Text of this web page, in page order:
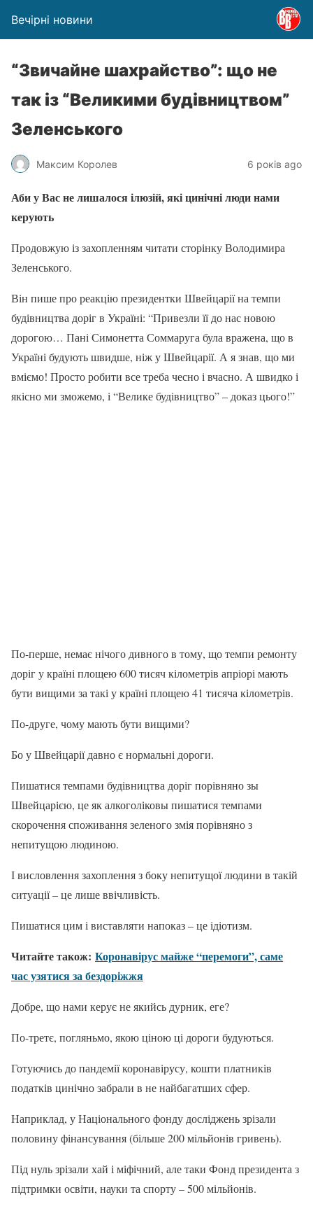
Вечірні новини
“Звичайне шахрайство”: що не
так із “Великими будівництвом”
Зеленського
Максим Королев 6 років ago
Аби у Вас не лишалося ілюзій, які цинічні люди нами
керують
Продовжую із захопленням читати сторінку Володимира
Зеленського.
Він пише про реакцію президентки Швейцарії на темпи
будівництва доріг в Україні: “Привезли її до нас новою
дорогою… Пані Симонетта Соммаруга була вражена, що в
Україні будують швидше, ніж у Швейцарії. А я знав, що ми
вміємо! Просто робити все треба чесно і вчасно. А швидко і
якісно ми зможемо, і “Велике будівництво” – доказ цього!”
По-перше, немає нічого дивного в тому, що темпи ремонту
доріг у країні площею 600 тисяч кілометрів апріорі мають
бути вищими за такі у країні площею 41 тисяча кілометрів.
По-друге, чому мають бути вищими?
Бо у Швейцарії давно є нормальні дороги.
Пишатися темпами будівництва доріг порівняно зы
Швейцарією, це як алкоголіковы пишатися темпами
скорочення споживання зеленого змія порівняно з
непитущою людиною.
І висловлення захоплення з боку непитущої людини в такій
ситуації – це лише ввічливість.
Пишатися цим і виставляти напоказ – це ідіотизм.
Читайте також: Коронавірус майже “перемоги”, саме
час узятися за бездоріжжя
Добре, що нами керує не якийсь дурник, еге?
По-третє, погляньмо, якою ціною ці дороги будуються.
Готуючись до пандемії коронавірусу, кошти платників
податків цинічно забрали в не найбагатших сфер.
Наприклад, у Національного фонду досліджень зрізали
половину фінансування (більше 200 мільйонів гривень).
Під нуль зрізали хай і міфічний, але таки Фонд президента з
підтримки освіти, науки та спорту – 500 мільйонів.